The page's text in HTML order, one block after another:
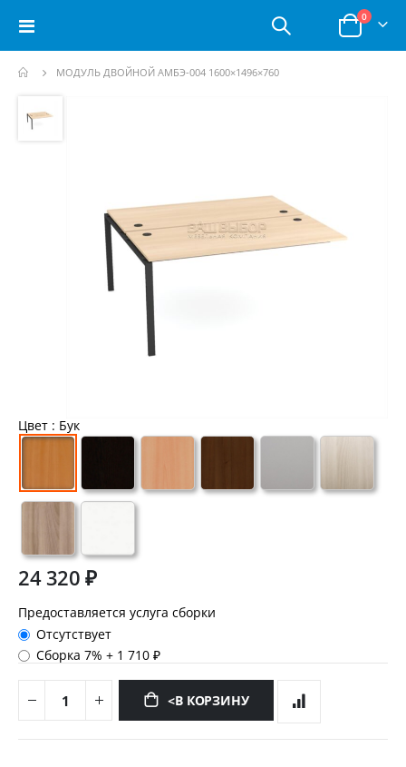
Toggle
Корзина
0позиции
МОДУЛЬ ДВОЙНОЙ АМБЭ-004 1600×1496×760
перейти
Цвет : Бук
24 320 ₽
Предоставляется услуга сборки
Отсутствует
Сборка 7%+ 1 710 ₽
<В КОРЗИНУ